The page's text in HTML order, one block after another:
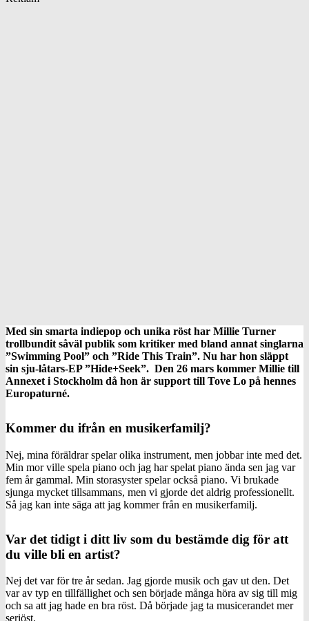
Med sin smarta indiepop och unika röst har Millie Turner
trollbundit såväl publik som kritiker med bland annat singlarna
”Swimming Pool” och ”Ride This Train”. Nu har hon släppt
sin sju-låtars-EP ”Hide+Seek”. Den 26 mars kommer Millie till
Annexet i Stockholm då hon är support till Tove Lo på hennes
Europaturné.
Kommer du ifrån en musikerfamilj?
Nej, mina föräldrar spelar olika instrument, men jobbar inte med det.
Min mor ville spela piano och jag har spelat piano ända sen jag var
fem år gammal. Min storasyster spelar också piano. Vi brukade
sjunga mycket tillsammans, men vi gjorde det aldrig professionellt.
Så jag kan inte säga att jag kommer från en musikerfamilj.
Var det tidigt i ditt liv som du bestämde dig för att
du ville bli en artist?
Nej det var för tre år sedan. Jag gjorde musik och gav ut den. Det
var av typ en tillfällighet och sen började många höra av sig till mig
och sa att jag hade en bra röst. Då började jag ta musicerandet mer
seriöst.